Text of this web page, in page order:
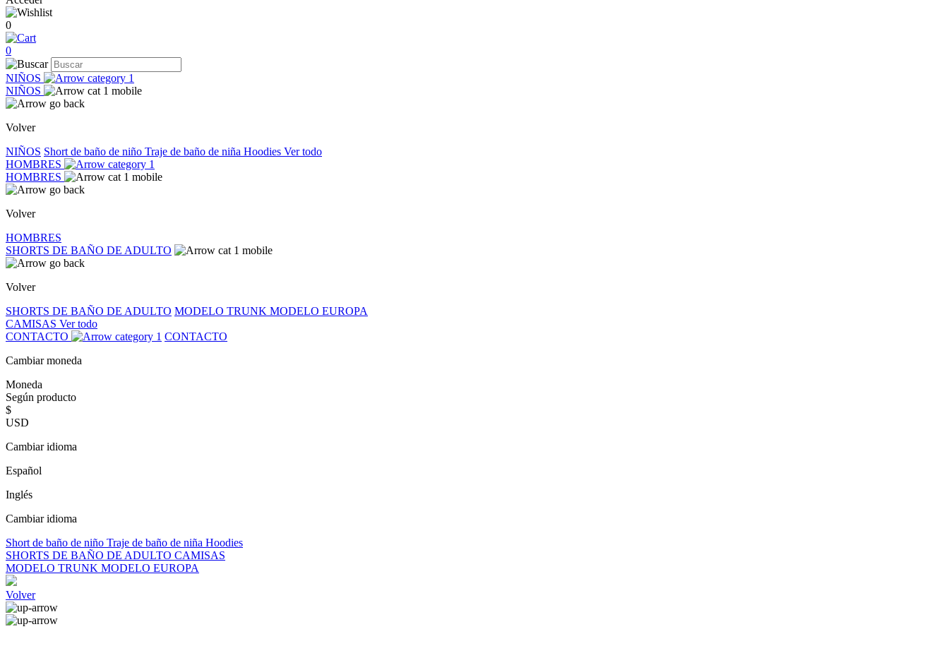
0
0
NIÑOS
NIÑOS
Volver
NIÑOS Short de baño de niño Traje de baño de niña Hoodies Ver todo
HOMBRES
HOMBRES
Volver
HOMBRES
SHORTS DE BAÑO DE ADULTO
Volver
SHORTS DE BAÑO DE ADULTO MODELO TRUNK MODELO EUROPA
CAMISAS Ver todo
CONTACTO
CONTACTO
Cambiar moneda
Moneda
Según producto
$
USD
Cambiar idioma
Español
Inglés
Cambiar idioma
Short de baño de niño Traje de baño de niña Hoodies
SHORTS DE BAÑO DE ADULTO CAMISAS
MODELO TRUNK MODELO EUROPA
Volver